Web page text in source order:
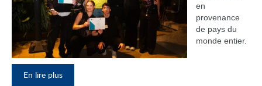
en
provenance
de pays du
monde entier.
En lire plus